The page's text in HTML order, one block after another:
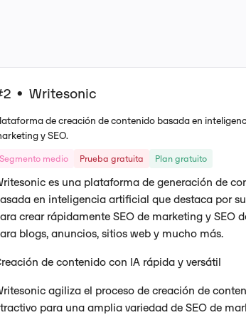
• Writesonic
de creación de contenido basada en
y SEO.
Segmento medio Prueba gratuita Plan gratuito
es una plataforma de generación de
en inteligencia artificial que destaca por
crear rápidamente SEO de marketing y SEO
blogs, anuncios, sitios web y mucho más.
de contenido con IA rápida y versátil
agiliza el proceso de creación de
para una amplia variedad de SEO de